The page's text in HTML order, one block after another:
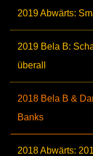
2019 Abwärts:
2019 Bela B:
überall
2018 Bela B &
Banks
2018 Abwärts: